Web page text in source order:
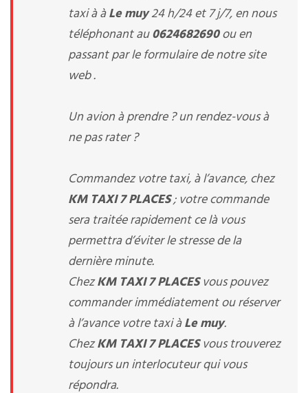
taxi à àLe muy24 h/24 et 7 j/7, en nous
téléphonant au0624682690ou en
passant par le formulaire de notre site
web .
Un avion à prendre ? un rendez-vous à
ne pas rater ?
Commandez votre taxi, à l’avance, chez
KM TAXI 7 PLACES; votre commande
sera traitée rapidement ce là vous
permettra d’éviter le stresse de la
dernière minute.
ChezKM TAXI 7 PLACESvous pouvez
commander immédiatement ou réserver
à l’avance votre taxi àLe muy.
ChezKM TAXI 7 PLACESvous trouverez
toujours un interlocuteur qui vous
répondra.